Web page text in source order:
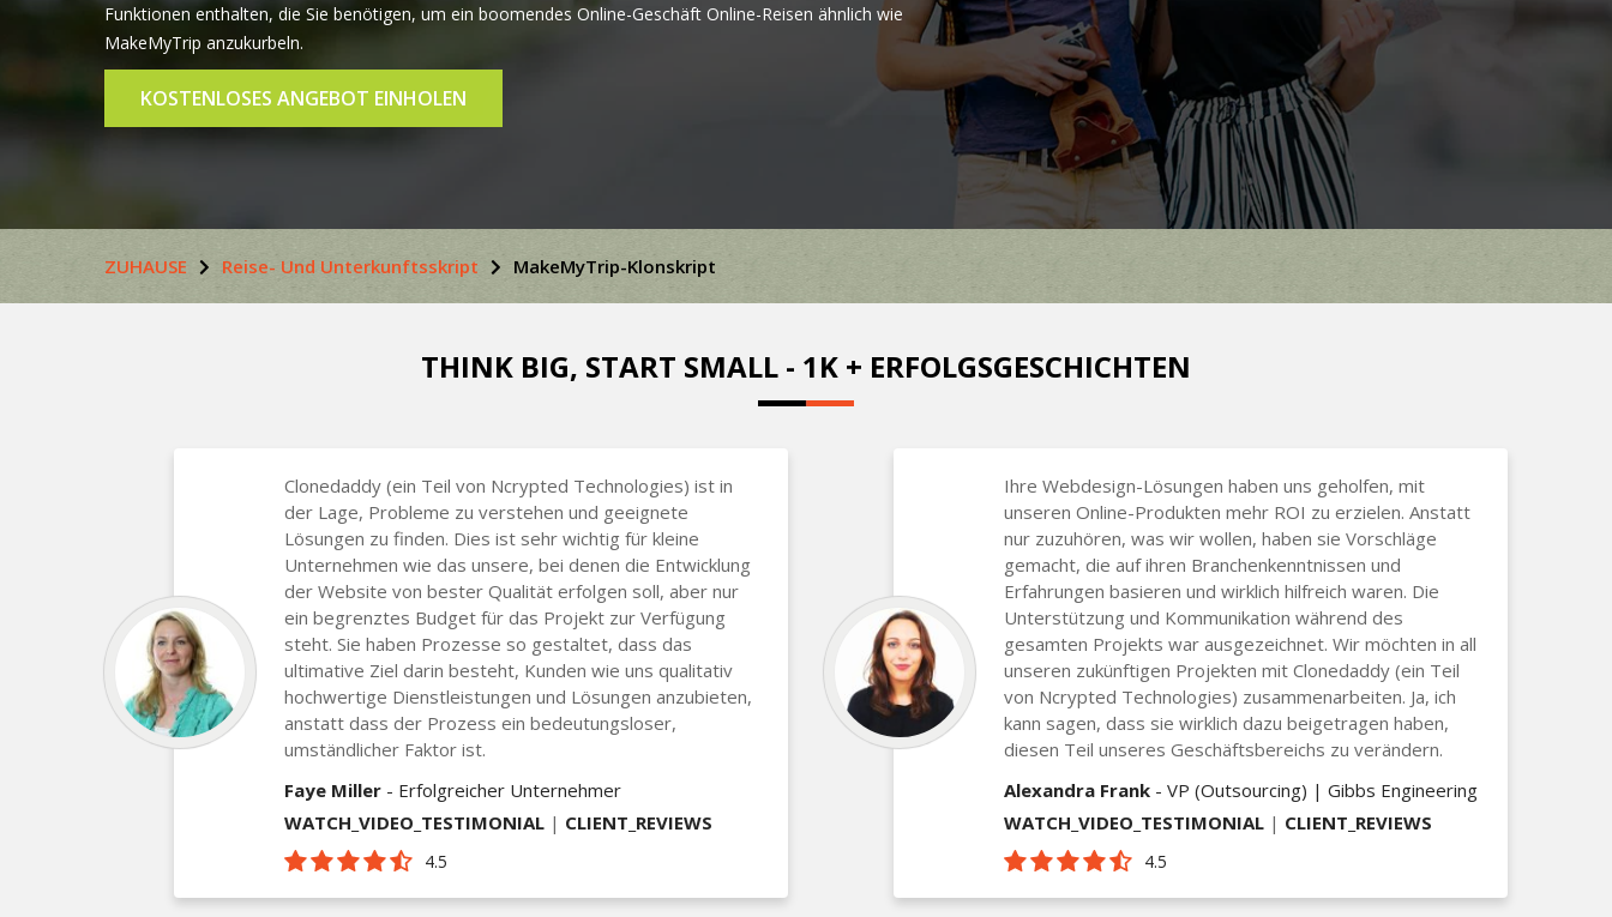
Funktionen enthalten, die Sie benötigen, um ein boomendes Online-Geschäft Online-Reisen ähnlich wie
MakeMyTrip anzukurbeln.
KOSTENLOSES ANGEBOT EINHOLEN
ZUHAUSE Reise- Und Unterkunftsskript MakeMyTrip-Klonskript
THINK BIG, START SMALL - 1K + ERFOLGSGESCHICHTEN
Clonedaddy (ein Teil von Ncrypted Technologies) ist in
der Lage, Probleme zu verstehen und geeignete
Lösungen zu finden. Dies ist sehr wichtig für kleine
Unternehmen wie das unsere, bei denen die Entwicklung
der Website von bester Qualität erfolgen soll, aber nur
ein begrenztes Budget für das Projekt zur Verfügung
steht. Sie haben Prozesse so gestaltet, dass das
ultimative Ziel darin besteht, Kunden wie uns qualitativ
hochwertige Dienstleistungen und Lösungen anzubieten,
anstatt dass der Prozess ein bedeutungsloser,
umständlicher Faktor ist.
Faye Miller - Erfolgreicher Unternehmer
WATCH_VIDEO_TESTIMONIAL | CLIENT_REVIEWS
4.5
Ihre Webdesign-Lösungen haben uns geholfen, mit
unseren Online-Produkten mehr ROI zu erzielen. Anstatt
nur zuzuhören, was wir wollen, haben sie Vorschläge
gemacht, die auf ihren Branchenkenntnissen und
Erfahrungen basieren und wirklich hilfreich waren. Die
Unterstützung und Kommunikation während des
gesamten Projekts war ausgezeichnet. Wir möchten in all
unseren zukünftigen Projekten mit Clonedaddy (ein Teil
von Ncrypted Technologies) zusammenarbeiten. Ja, ich
kann sagen, dass sie wirklich dazu beigetragen haben,
diesen Teil unseres Geschäftsbereichs zu verändern.
Alexandra Frank - VP (Outsourcing) | Gibbs Engineering
WATCH_VIDEO_TESTIMONIAL | CLIENT_REVIEWS
4.5